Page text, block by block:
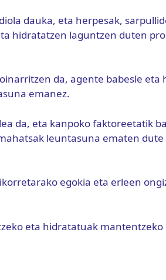
dauka, eta herpesak,
hidratatzen laguntzen duten
da, agente babesle eta
emanez.
da, eta kanpoko faktoreetatik
leuntasuna ematen
egokia eta erleen
eta hidratatuak mantentzeko